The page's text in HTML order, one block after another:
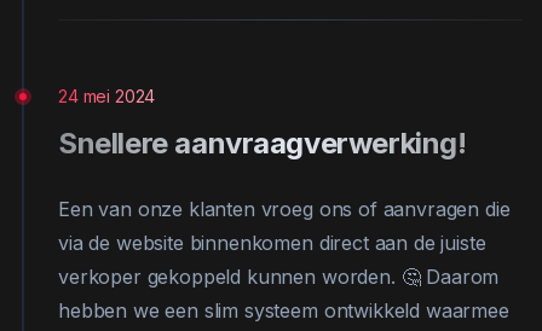
24 mei 2024
Snellere aanvraagverwerking!
Een van onze klanten vroeg ons of aanvragen die
via de website binnenkomen direct aan de juiste
verkoper gekoppeld kunnen worden. 🤔 Daarom
hebben we een slim systeem ontwikkeld waarmee